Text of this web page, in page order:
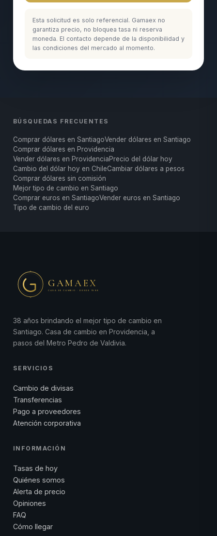
Esta solicitud es solo referencial. Gamaex no
garantiza precio, no bloquea tasa ni reserva
moneda. El contacto depende de la disponibilidad y
las condiciones del mercado al momento.
BÚSQUEDAS FRECUENTES
Comprar dólares en SantiagoVender dólares en Santiago
Comprar dólares en Providencia
Vender dólares en ProvidenciaPrecio del dólar hoy
Cambio del dólar hoy en ChileCambiar dólares a pesos
Comprar dólares sin comisión
Mejor tipo de cambio en Santiago
Comprar euros en SantiagoVender euros en Santiago
Tipo de cambio del euro
GAMAEX
CASA DE CAMBIO · DESDE 1988
38 años brindando el mejor tipo de cambio en
Santiago. Casa de cambio en Providencia, a
pasos del Metro Pedro de Valdivia.
SERVICIOS
Cambio de divisas
Transferencias
Pago a proveedores
Atención corporativa
INFORMACIÓN
Tasas de hoy
Quiénes somos
Alerta de precio
Opiniones
FAQ
Cómo llegar